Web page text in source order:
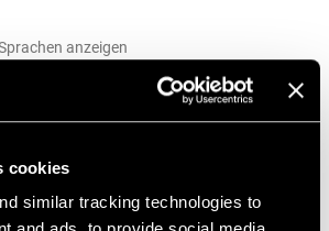
cookies
similar tracking technologies to
anzeigen